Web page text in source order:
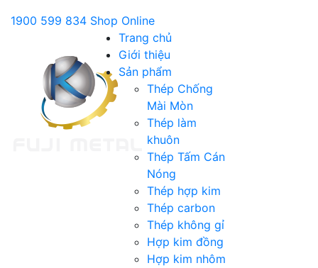
1900 599 834 Shop Online
Trang chủ
Giới thiệu
Sản phẩm
Thép Chống
Mài Mòn
Thép làm
khuôn
Thép Tấm Cán
Nóng
Thép hợp kim
Thép carbon
Thép không gỉ
Hợp kim đồng
Hợp kim nhôm